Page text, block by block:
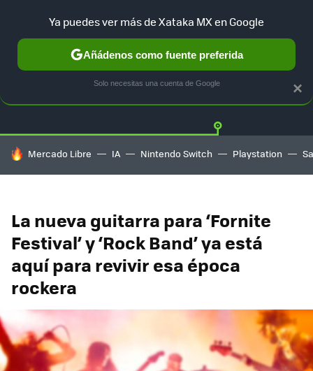
Twitter
HOY SE HABLA DE
Mercado Libre IA Nintendo Switch Playstation
La nueva guitarra para ‘Fornite
Festival’ y ‘Rock Band’ ya está
aquí para revivir esa época
rockera
×
Ya puedes ver más de Xataka MX en Google
Añádenos como fuente preferida
Solo necesitas una cuenta de Google